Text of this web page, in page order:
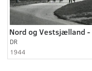
DR
1944